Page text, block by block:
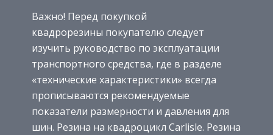
Важно! Перед покупкой
квадрорезины покупателю следует
изучить руководство по эксплуатации
транспортного средства, где в разделе
«технические характеристики» всегда
прописываются рекомендуемые
показатели размерности и давления для
шин. Резина на квадроцикл Carlisle. Резина